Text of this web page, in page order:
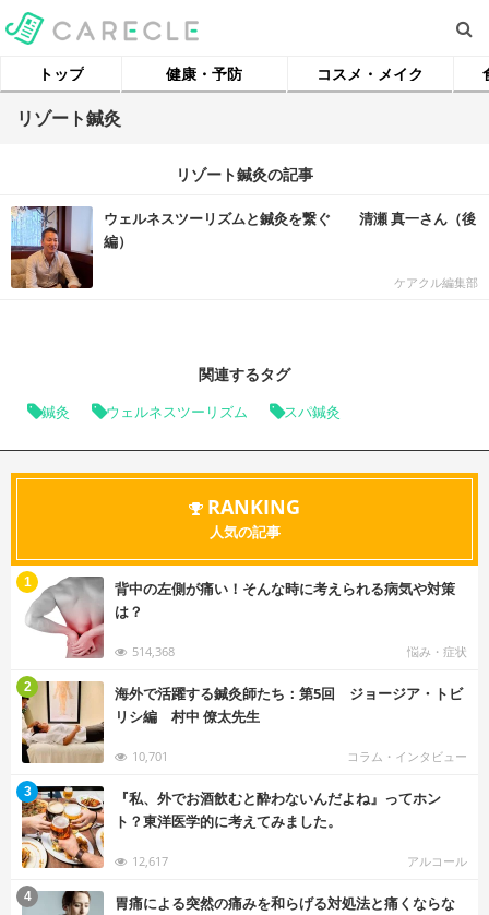
トップ 健康・予防 コスメ・メイク
リゾート鍼灸
リゾート鍼灸の記事
ウェルネスツーリズムと鍼灸を繋ぐ 清瀬 真一さん（後
編）
ケアクル編集部
関連するタグ
鍼灸 ウェルネスツーリズム スパ鍼灸
RANKING
人気の記事
背中の左側が痛い！そんな時に考えられる病気や対策
は？
514,368 悩み・症状
1
海外で活躍する鍼灸師たち：第5回 ジョージア・トビ
リシ編 村中 僚太先生
10,701 コラム・インタビュー
2
『私、外でお酒飲むと酔わないんだよね』ってホン
ト？東洋医学的に考えてみました。
12,617 アルコール
3
胃痛による突然の痛みを和らげる対処法と痛くならな
4